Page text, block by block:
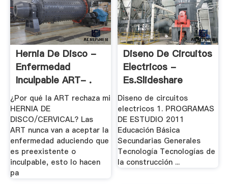
Hernia De Disco -
Enfermedad
Inculpable ART- .
¿Por qué la ART rechaza mi
HERNIA DE
DISCO/CERVICAL? Las
ART nunca van a aceptar la
enfermedad aduciendo que
es preexistente o
inculpable, esto lo hacen
pa
Diseno De Circuitos
Electricos -
Es.slideshare
Diseno de circuitos
electricos 1. PROGRAMAS
DE ESTUDIO 2011
Educación Básica
Secundarias Generales
Tecnología Tecnologías de
la construcción ...